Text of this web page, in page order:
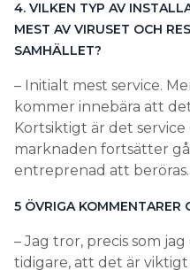
5 ÖVRIGA KOMMENTARER
– Jag tror, precis som
tidigare, att det är
samhället så gott det
samhällskritiska
osv får både ström,
nödvändigt för deras
därför att det är mycket
öppna skolorna i den